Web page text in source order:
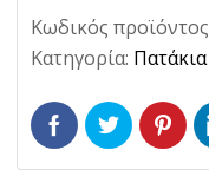
Κωδικός
Κατηγορία: